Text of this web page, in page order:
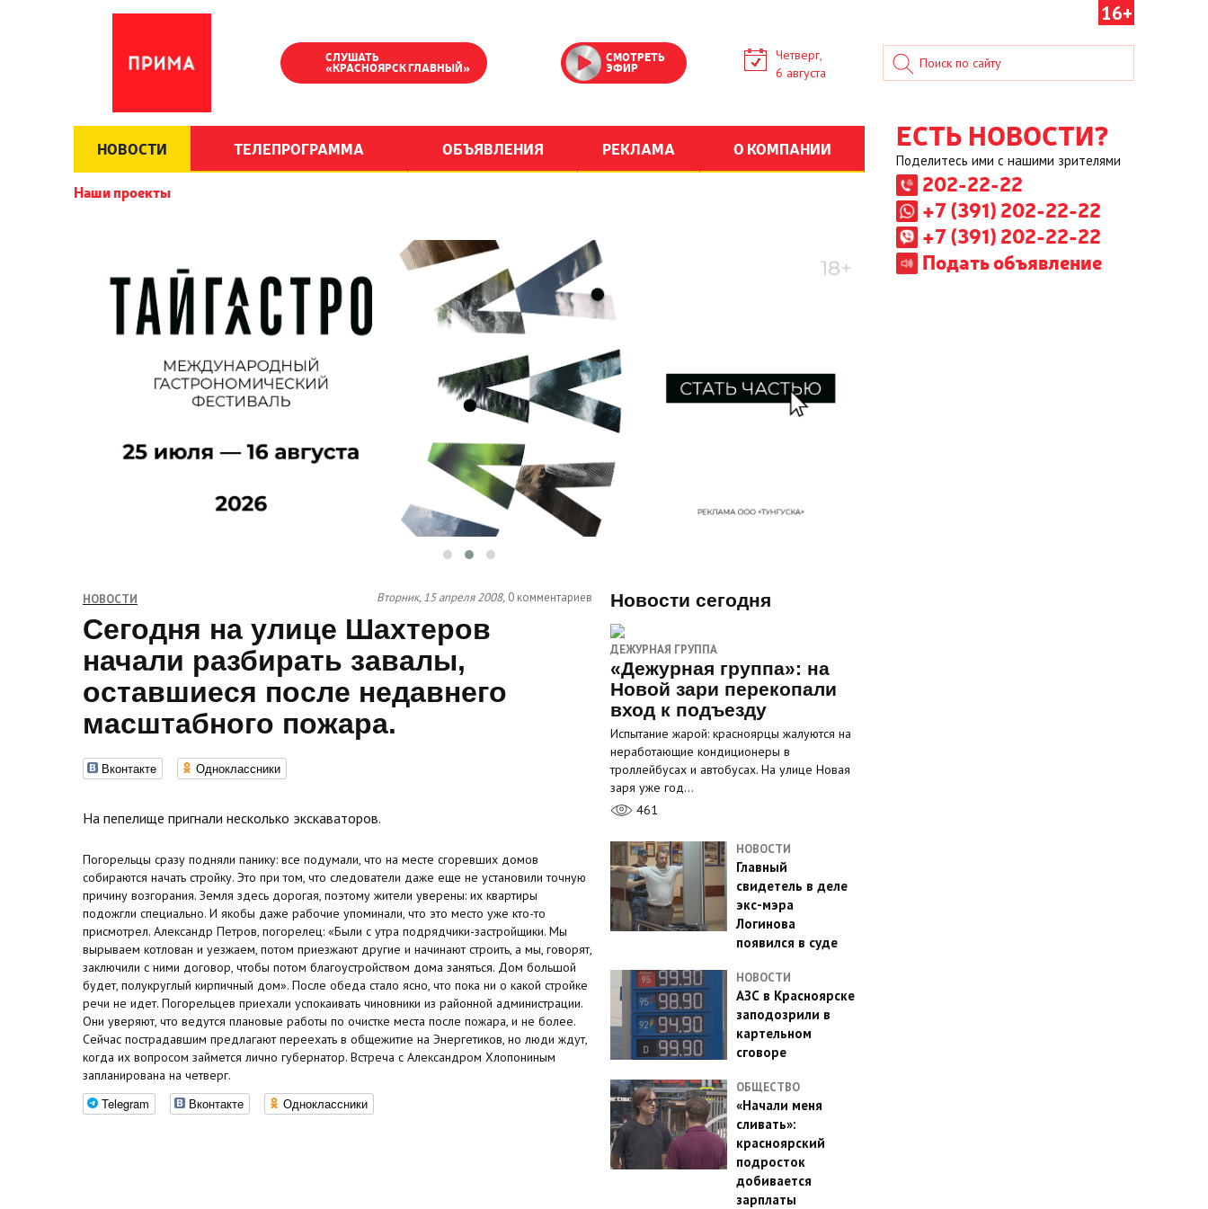
16+
СЛУШАТЬ
«КРАСНОЯРСК ГЛАВНЫЙ»
СМОТРЕТЬ
ЭФИР
Четверг,
6 августа
НОВОСТИ ТЕЛЕПРОГРАММА ОБЪЯВЛЕНИЯ РЕКЛАМА О КОМПАНИИ
Наши проекты
ЕСТЬ НОВОСТИ?
Поделитесь ими с нашими зрителями
202-22-22
+7 (391) 202-22-22
+7 (391) 202-22-22
Подать объявление
НОВОСТИ Вторник, 15 апреля 2008, 0 комментариев
Сегодня на улице Шахтеров
начали разбирать завалы,
оставшиеся после недавнего
масштабного пожара.
Вконтакте Одноклассники
На пепелище пригнали несколько экскаваторов.
Погорельцы сразу подняли панику: все подумали, что на месте сгоревших домов
собираются начать стройку. Это при том, что следователи даже еще не установили точную
причину возгорания. Земля здесь дорогая, поэтому жители уверены: их квартиры
подожгли специально. И якобы даже рабочие упоминали, что это место уже кто-то
присмотрел. Александр Петров, погорелец: «Были с утра подрядчики-застройщики. Мы
вырываем котлован и уезжаем, потом приезжают другие и начинают строить, а мы, говорят,
заключили с ними договор, чтобы потом благоустройством дома заняться. Дом большой
будет, полукруглый кирпичный дом». После обеда стало ясно, что пока ни о какой стройке
речи не идет. Погорельцев приехали успокаивать чиновники из районной администрации.
Они уверяют, что ведутся плановые работы по очистке места после пожара, и не более.
Сейчас пострадавшим предлагают переехать в общежитие на Энергетиков, но люди ждут,
когда их вопросом займется лично губернатор. Встреча с Александром Хлопониным
запланирована на четверг.
Telegram Вконтакте Одноклассники
Новости сегодня
ДЕЖУРНАЯ ГРУППА
«Дежурная группа»: на
Новой зари перекопали
вход к подъезду
Испытание жарой: красноярцы жалуются на
неработающие кондиционеры в
троллейбусах и автобусах. На улице Новая
заря уже год…
461
НОВОСТИ
Главный
свидетель в деле
экс-мэра
Логинова
появился в суде
НОВОСТИ
АЗС в Красноярске
заподозрили в
картельном
сговоре
ОБЩЕСТВО
«Начали меня
сливать»:
красноярский
подросток
добивается
зарплаты